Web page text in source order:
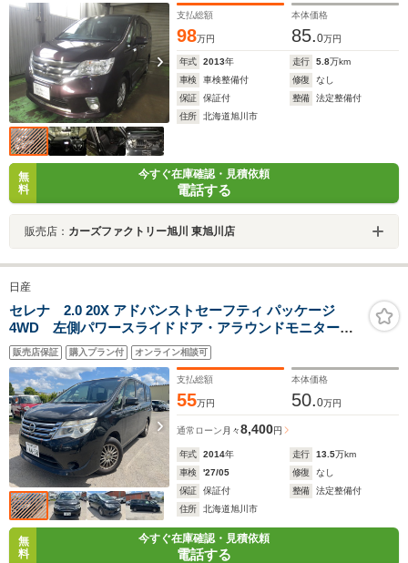
支払総額
98万円
本体価格
85.0万円
年式 2013年 走行 5.8万km
車検
車検整備付 修復
なし
保証
保証付 整備
法定整備付
住所
北海道旭川市
無
料
今すぐ在庫確認・見積依頼
電話する
販売店： カーズファクトリー旭川 東旭川店
日産
セレナ 2.0 20X アドバンストセーフティ パッケージ
4WD 左側パワースライドドア・アラウンドモニター・
アイドリングストップ・エマージェンシーブレーキ・レ
ーンキープ装置・エコモード・ETC・
販売店保証 購入プラン付 オンライン相談可
支払総額
55万円
本体価格
50.0万円
通常ローン 月々8,400円
年式 2014年 走行 13.5万km
車検
'27/05 修復
なし
保証
保証付 整備
法定整備付
住所
北海道旭川市
無
料
今すぐ在庫確認・見積依頼
電話する